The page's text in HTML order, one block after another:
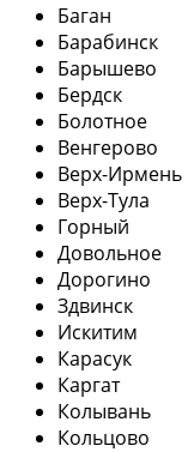
Баган
Барабинск
Барышево
Бердск
Болотное
Венгерово
Верх-Ирмень
Верх-Тула
Горный
Довольное
Дорогино
Здвинск
Искитим
Карасук
Каргат
Колывань
Кольцово